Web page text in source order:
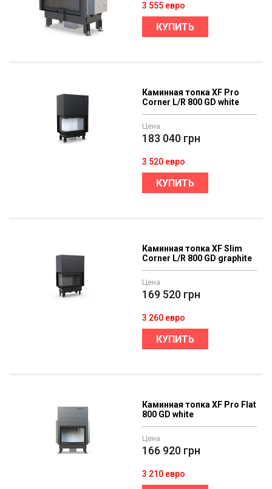
3 555 евро
КУПИТЬ
Каминная топка XF Pro
Corner L/R 800 GD white
Цена
183 040 грн
3 520 евро
КУПИТЬ
Каминная топка XF Slim
Corner L/R 800 GD graphite
Цена
169 520 грн
3 260 евро
КУПИТЬ
Каминная топка XF Pro Flat
800 GD whitе
Цена
166 920 грн
3 210 евро